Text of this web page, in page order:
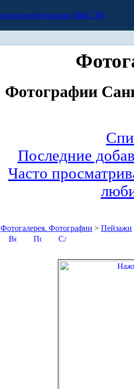
МЫСЛИ
Фотографии
Последние
Часто
Фотогалерея. Фотографии > Пейзажи